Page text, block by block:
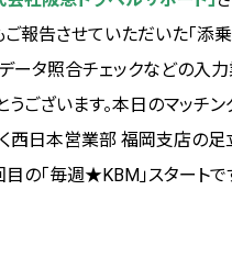
報告させていただいた「添
データ照合チェックなどの
うございます。本日のマッ
西日本営業部 福岡支店の足
の「毎週★KBM」スタートで